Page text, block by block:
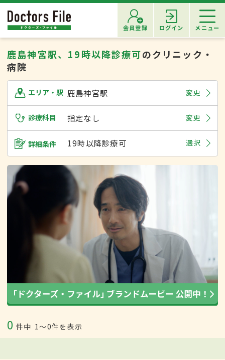
会員登録 ログイン メニュー
鹿島神宮駅、19時以降診療可のクリニック・
病院
エリア・駅 鹿島神宮駅 変更
診療科目 指定なし 変更
詳細条件 19時以降診療可 選択
0 件中 1〜0件を表示